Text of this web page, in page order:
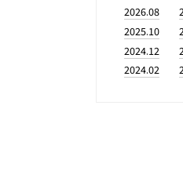
2026.08
2025.10
2024.12
2024.02